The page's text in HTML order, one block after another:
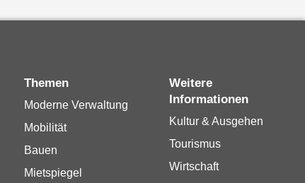
Themen
Moderne Verwaltung
Mobilität
Bauen
Mietspiegel
Weitere
Informationen
Kultur & Ausgehen
Tourismus
Wirtschaft